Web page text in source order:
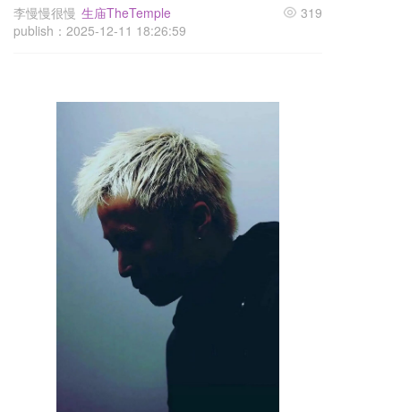
李慢慢很慢 生庙TheTemple
publish：2025-12-11 18:26:59
319